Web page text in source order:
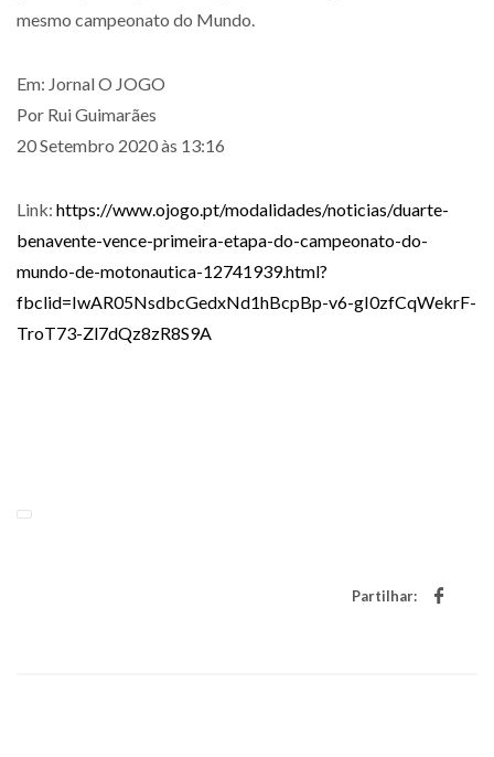
mesmo campeonato do Mundo.
Em: Jornal O JOGO
Por Rui Guimarães
20 Setembro 2020 às 13:16
Link: https://www.ojogo.pt/modalidades/noticias/duarte-
benavente-vence-primeira-etapa-do-campeonato-do-
mundo-de-motonautica-12741939.html?
fbclid=IwAR05NsdbcGedxNd1hBcpBp-v6-gI0zfCqWekrF-
TroT73-Zl7dQz8zR8S9A
Partilhar: